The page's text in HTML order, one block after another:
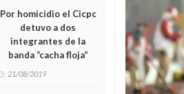
Por homicidio el Cicpc
detuvo a dos
integrantes de la
banda “cacha floja”
21/08/2019